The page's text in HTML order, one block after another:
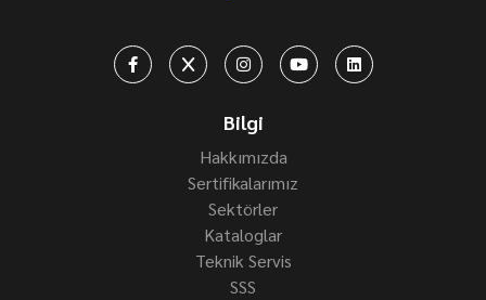
Bilgi
Hakkımızda
Sertifikalarımız
Sektörler
Kataloglar
Teknik Servis
SSS